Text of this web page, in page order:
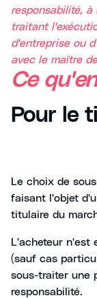
responsabilité, à
traitant
d'entreprise ou
avec le maître
Ce
Pour le
Le choix de
faisant l'objet
titulaire du
L'acheteur n'est
(sauf cas
sous-traiter une
responsabilité.